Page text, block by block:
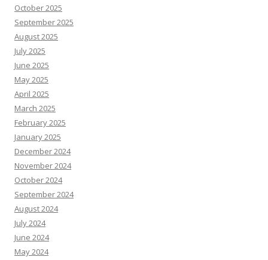
October 2025
September 2025
August 2025
July 2025
June 2025
May 2025
April 2025
March 2025
February 2025
January 2025
December 2024
November 2024
October 2024
September 2024
August 2024
July 2024
June 2024
May 2024